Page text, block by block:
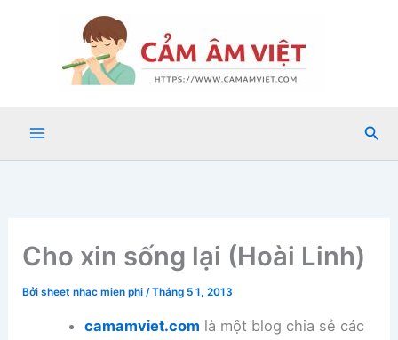
Tìm
Cho xin sống lại (Hoài Linh)
Bởisheet nhac mien phi/Tháng 5 1, 2013
camamviet.com là một blog chia sẻ các